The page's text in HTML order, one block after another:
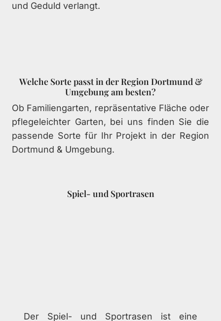
und Geduld verlangt.
Welche Sorte passt in der Region Dortmund &
Umgebung am besten?
Ob Familiengarten, repräsentative Fläche oder
pflegeleichter Garten, bei uns finden Sie die
passende Sorte für Ihr Projekt in der Region
Dortmund & Umgebung.
Spiel- und Sportrasen
Der Spiel- und Sportrasen ist eine